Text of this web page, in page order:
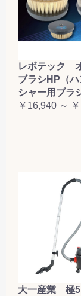
レボテック
ブラシHP（
シャー用ブラ
￥16,940 ～
大一産業 極